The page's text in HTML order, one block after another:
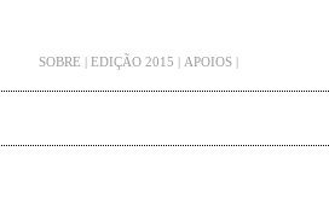
SOBRE | EDIÇÃO 2015 | APOIOS |